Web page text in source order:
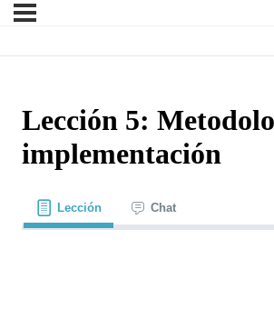
Lección 5:
implementación
Lección Chat